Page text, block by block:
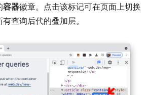
容器徽章。点击该标记可在页面上切换
查询后代的叠加层。